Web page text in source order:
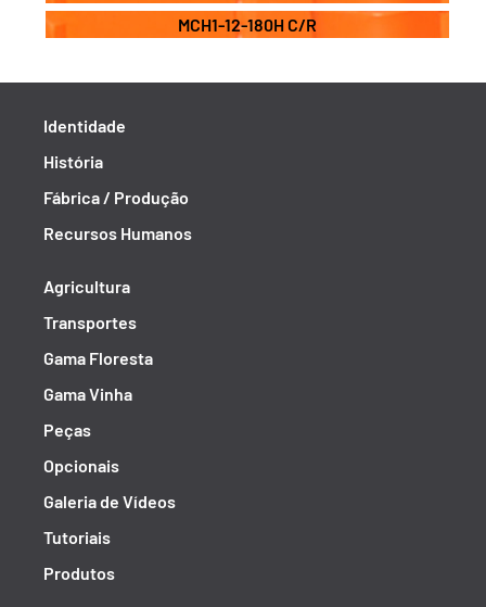
MCH1-12-180H C/R
Identidade
História
Fábrica / Produção
Recursos Humanos
Agricultura
Transportes
Gama Floresta
Gama Vinha
Peças
Opcionais
Galeria de Vídeos
Tutoriais
Produtos